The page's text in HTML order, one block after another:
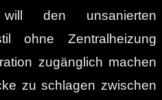
den unsanierten
ohne Zentralheizung
zugänglich machen
zu schlagen zwischen